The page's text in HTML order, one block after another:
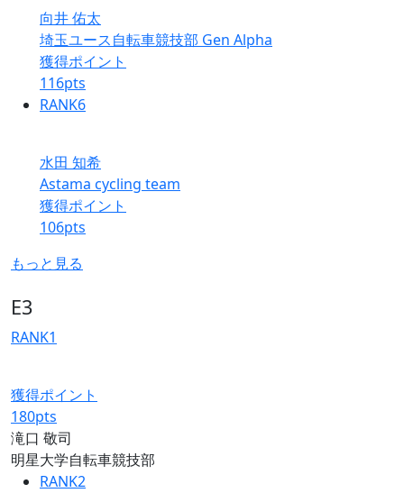
向井 佑太
埼玉ユース自転車競技部 Gen Alpha
獲得ポイント
116pts
RANK6
水田 知希
Astama cycling team
獲得ポイント
106pts
もっと見る
E3
RANK1
獲得ポイント
180pts
滝口 敬司
明星大学自転車競技部
RANK2